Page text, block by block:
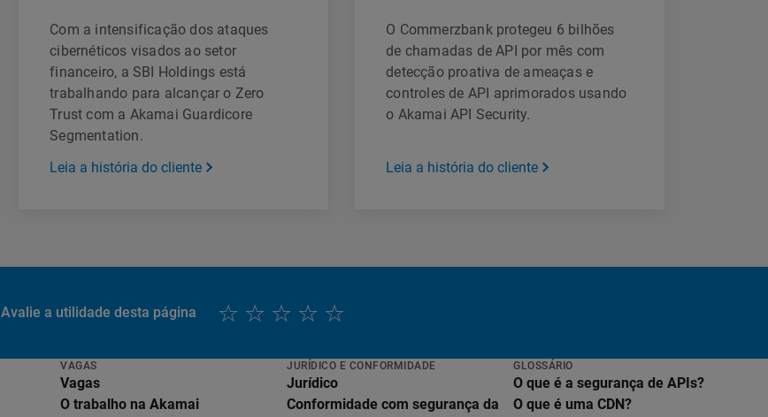
Com a intensificação dos ataques
cibernéticos visados ao setor
financeiro, a SBI Holdings está
trabalhando para alcançar o Zero
Trust com a Akamai Guardicore
Segmentation.
Leia a história do cliente
O Commerzbank protegeu 6 bilhões
de chamadas de API por mês com
detecção proativa de ameaças e
controles de API aprimorados usando
o Akamai API Security.
Leia a história do cliente
Avalie a utilidade desta página
VAGAS
Vagas
O trabalho na Akamai
JURÍDICO E CONFORMIDADE
Jurídico
Conformidade com segurança da
GLOSSÁRIO
O que é a segurança de APIs?
O que é uma CDN?